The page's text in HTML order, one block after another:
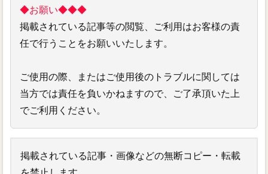
◆お願い◆◆◆
掲載されている記事等の閲覧、ご利用はお客様の責
任で行うことをお願いいたします。
ご使用の際、またはご使用後のトラブルに関しては
当方では責任を負いかねますので、ご了承頂いた上
でご利用ください。
掲載されている記事・画像などの無断コピー・転載